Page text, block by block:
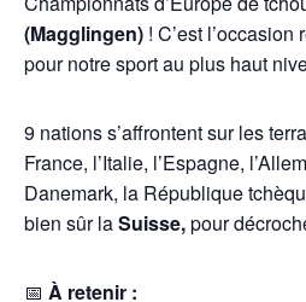
(Magglingen) ! C’est
pour notre sport au plus haut
9 nations s’affrontent sur les
France, l’Italie, l’Espagne,
Danemark, la République
bien sûr laSuisse,pour
📅 À retenir :